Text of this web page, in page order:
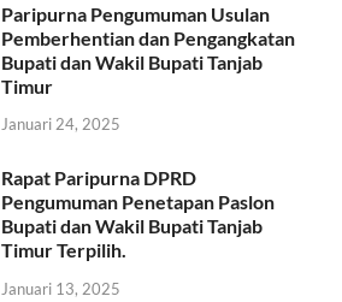
Paripurna Pengumuman Usulan
Pemberhentian dan Pengangkatan
Bupati dan Wakil Bupati Tanjab
Timur
Januari 24, 2025
Rapat Paripurna DPRD
Pengumuman Penetapan Paslon
Bupati dan Wakil Bupati Tanjab
Timur Terpilih.
Januari 13, 2025